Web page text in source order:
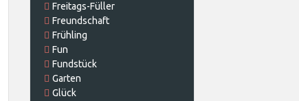
Freitags-Füller
Freundschaft
Frühling
Fun
Fundstück
Garten
Glück